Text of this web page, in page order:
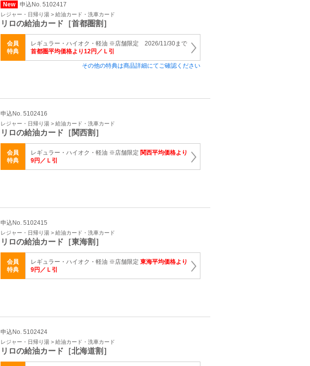
New 申込No. 5102417
レジャー・日帰り湯 > 給油カード・洗車カード
リロの給油カード［首都圏割］
会員
特典
レギュラー・ハイオク・軽油 ※店舗限定 2026/11/30まで
首都圏平均価格より12円／Ｌ引
その他の特典は商品詳細にてご確認ください
申込No. 5102416
レジャー・日帰り湯 > 給油カード・洗車カード
リロの給油カード［関西割］
会員
特典
レギュラー・ハイオク・軽油 ※店舗限定 関西平均価格より
9円／Ｌ引
申込No. 5102415
レジャー・日帰り湯 > 給油カード・洗車カード
リロの給油カード［東海割］
会員
特典
レギュラー・ハイオク・軽油 ※店舗限定 東海平均価格より
9円／Ｌ引
申込No. 5102424
レジャー・日帰り湯 > 給油カード・洗車カード
リロの給油カード［北海道割］